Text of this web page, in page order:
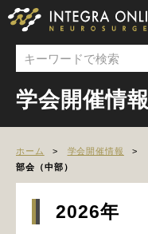
学会開催情報
ホーム 学会開催情報
部会（中部）
2026年